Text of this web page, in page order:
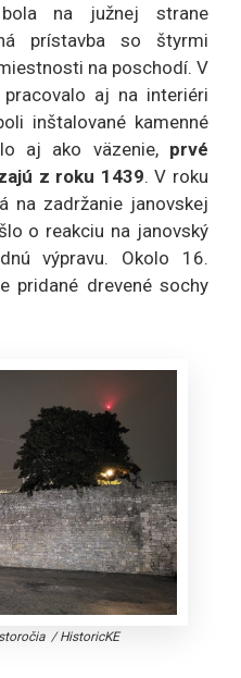
na južnej strane
prístavba so štyrmi
na poschodí. V
aj na interiéri
inštalované kamenné
aj ako väzenie, prvé
z roku 1439. V roku
na zadržanie janovskej
o reakciu na janovský
výpravu. Okolo 16.
pridané drevené sochy
/HistoricKE